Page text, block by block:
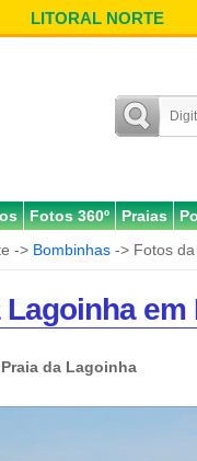
LITORAL NORTE
Fotos 360º Praias
-> Bombinhas -> Fotos
da Lagoinha